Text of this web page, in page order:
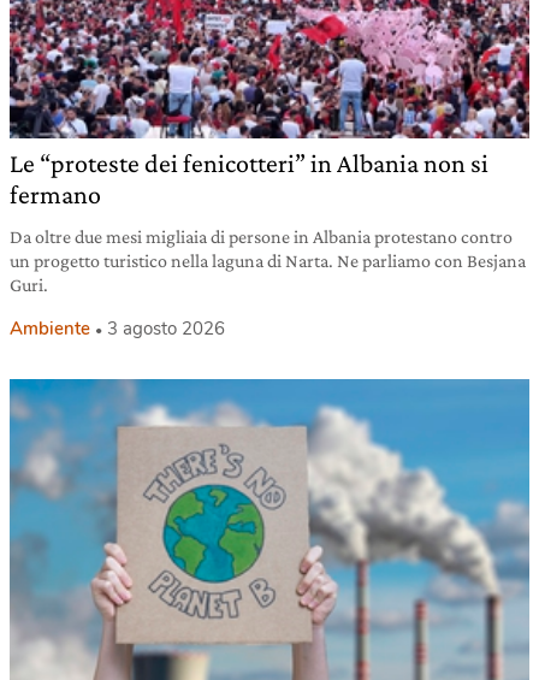
Le “proteste dei fenicotteri” in Albania non si
fermano
Da oltre due mesi migliaia di persone in Albania protestano contro
un progetto turistico nella laguna di Narta. Ne parliamo con Besjana
Guri.
Ambiente 3 agosto 2026